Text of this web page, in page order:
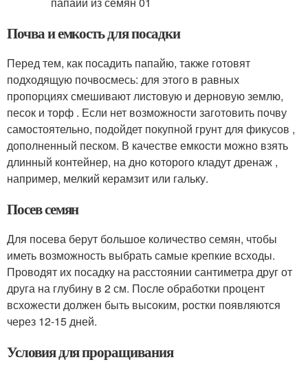
Почва и емкость для посадки
Перед тем, как посадить папайю, также готовят
подходящую почвосмесь: для этого в равных
пропорциях смешивают листовую и дерновую землю,
песок и торф . Если нет возможности заготовить почву
самостоятельно, подойдет покупной грунт для фикусов ,
дополненный песком. В качестве емкости можно взять
длинный контейнер, на дно которого кладут дренаж ,
например, мелкий керамзит или гальку.
Посев семян
Для посева берут большое количество семян, чтобы
иметь возможность выбрать самые крепкие всходы.
Проводят их посадку на расстоянии сантиметра друг от
друга на глубину в 2 см. После обработки процент
всхожести должен быть высоким, ростки появляются
через 12-15 дней.
Условия для проращивания